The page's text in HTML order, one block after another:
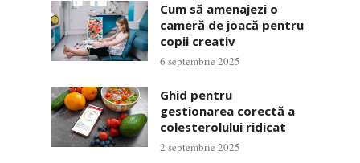
Cum să amenajezi o
cameră de joacă pentru
copii creativ
6 septembrie 2025
Ghid pentru
gestionarea corectă a
colesterolului ridicat
2 septembrie 2025